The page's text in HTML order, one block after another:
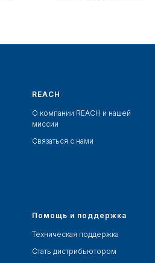
REACH
О компании REACH и нашей
миссии
Связаться с нами
Помощь и поддержка
Техническая поддержка
Стать дистрибьютором